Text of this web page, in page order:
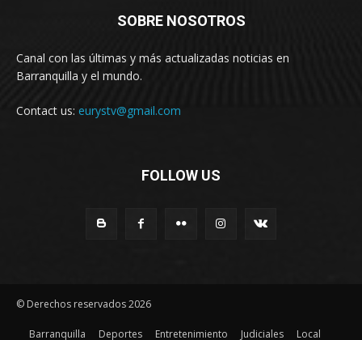
SOBRE NOSOTROS
Canal con las últimas y más actualizadas noticias en
Barranquilla y el mundo.
Contact us: eurystv@gmail.com
FOLLOW US
© Derechos reservados 2026
Barranquilla Deportes Entretenimiento Judiciales Local